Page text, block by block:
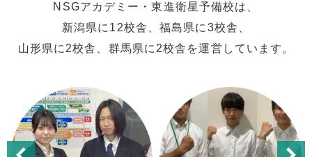
NSGアカデミー・東進衛星予備校は、
新潟県に12校舎、福島県に3校舎、
山形県に2校舎、群馬県に2校舎を運営しています。